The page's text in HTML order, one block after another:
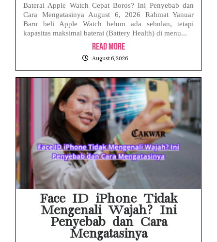
Baterai Apple Watch Cepat Boros? Ini Penyebab dan
Cara Mengatasinya August 6, 2026 Rahmat Yanuar
Baru beli Apple Watch belum ada sebulan, tetapi
kapasitas maksimal baterai (Battery Health) di menu...
Read More
August 6, 2026
Face ID iPhone Tidak
Mengenali Wajah? Ini
Penyebab dan Cara
Mengatasinya